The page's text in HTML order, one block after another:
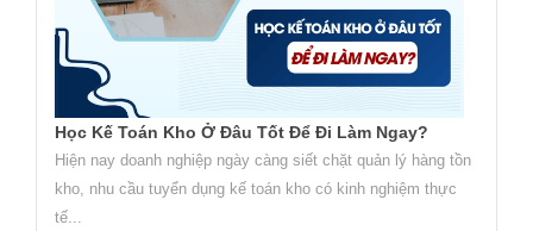
Học Kế Toán Kho Ở Đâu Tốt Để Đi Làm Ngay?
Hiện nay doanh nghiệp ngày càng siết chặt quản lý hàng tồn
kho, nhu cầu tuyển dụng kế toán kho có kinh nghiệm thực
tế...